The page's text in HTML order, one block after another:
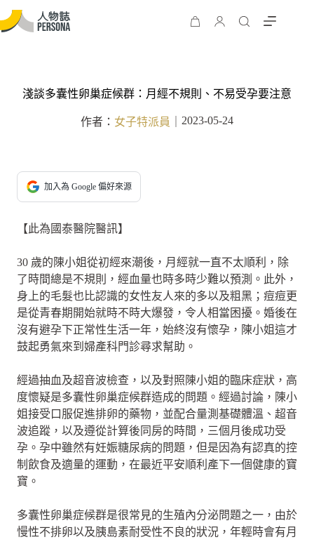
淺談多囊性卵巢症候群：月經不規則、不易受孕要注意
作者： 女子特派員 2023-05-24
加入為 Google 偏好來源
【此為國泰醫院醫訊】
30 歲的陳小姐從初經來潮後，月經就一直不太順利，除
了時間總是不規則，經血量也時多時少難以預測。此外，
身上的毛髮也比認識的女性友人來的多以及粗黑；痘痘更
是從青春期開始就時不時大爆發，令人相當困擾。婚後在
沒有避孕下正常性生活一年，始終沒有懷孕，陳小姐這才
鼓起勇氣來到婦產科門診尋求幫助。
經過抽血及超音波檢查，以及對照陳小姐的臨床症狀，高
度懷疑是多囊性卵巢症候群造成的問題。經過討論，陳小
姐接受口服促進排卵的藥物，並配合量測基礎體溫、超音
波追蹤，以及遵從計算後同房的時間，三個月後成功受
孕。孕中雖然有妊娠糖尿病的問題，但是因為有認真的控
制飲食及適量的運動，在最近平安順利產下一個健康的寶
寶。
多囊性卵巢症候群是很常見的生殖內分泌問題之一，由於
慢性不排卵以及胰島素耐受性不良的狀況，年輕時會有月